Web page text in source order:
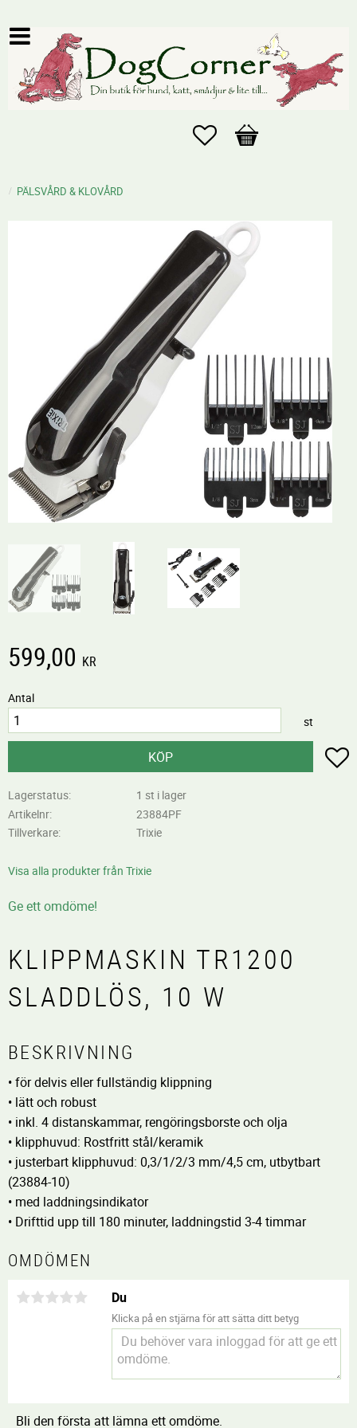
Favoriter
Kundvagn
PÄLSVÅRD & KLOVÅRD
599,00 KR
Antal
st
KÖP
Lagerstatus
1 st i lager
Artikelnr
23884PF
Tillverkare
Trixie
Visa alla produkter från Trixie
Ge ett omdöme!
KLIPPMASKIN TR1200
SLADDLÖS, 10 W
BESKRIVNING
• för delvis eller fullständig klippning
• lätt och robust
• inkl. 4 distanskammar, rengöringsborste och olja
• klipphuvud: Rostfritt stål/keramik
• justerbart klipphuvud: 0,3/1/2/3 mm/4,5 cm, utbytbart
(23884-10)
• med laddningsindikator
• Drifttid upp till 180 minuter, laddningstid 3-4 timmar
OMDÖMEN
Du
Klicka på en stjärna för att sätta ditt betyg
Bli den första att lämna ett omdöme.